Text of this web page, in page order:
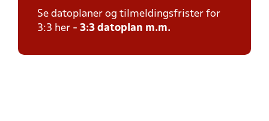
Se datoplaner og tilmeldingsfrister for
3:3 her - 3:3 datoplan m.m.